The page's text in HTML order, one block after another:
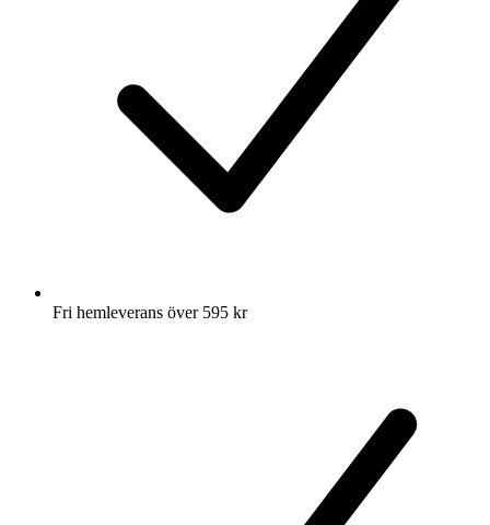
Fri hemleverans över 595 kr